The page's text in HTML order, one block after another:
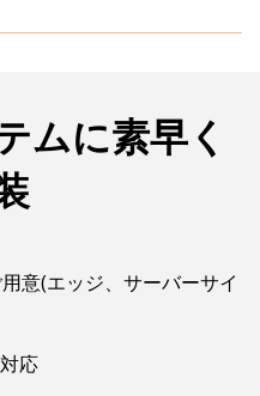
ムに素早く
意(エッジ、サーバーサイ
応